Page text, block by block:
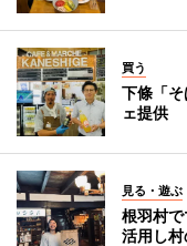
買う
下條「
ェ提供
見る・遊ぶ
根羽村
活用し